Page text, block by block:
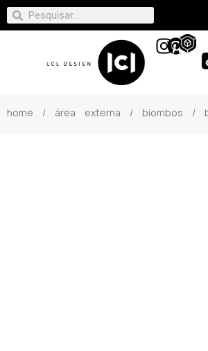
home / área externa / biombos /